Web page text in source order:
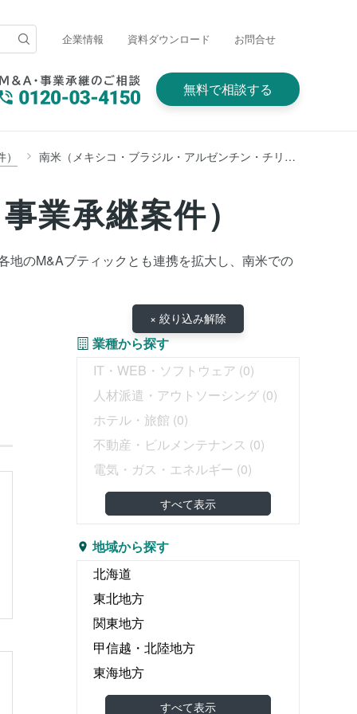
企業情報 資料ダウンロード お問合せ
無料で相談する
南米（メキシコ・ブラジル・アルゼンチン・チリ・ペルー・コロンビア・キューバ・ベネズエラ・パラグアイ・ウルグアイほか中米含む）
業承継案件）
地のM&Aブティックとも連携を拡大し、南米での
× 絞り込み解除
業種から探す
IT・WEB・ソフトウェア (0)
人材派遣・アウトソーシング (0)
ホテル・旅館 (0)
不動産・ビルメンテナンス (0)
電気・ガス・エネルギー (0)
教育・塾(0)
介護・医療・福祉(0)
婚礼・葬儀(0)
物流・運輸・倉庫
リース・レンタル
飲食(0)
広告・出版・印刷
エンタテイメント関連
食品製造・食品卸(0)
すべて表示
地域から探す
北海道
東北地方
関東地方
甲信越・北陸地方
東海地方
関西地方
すべて表示